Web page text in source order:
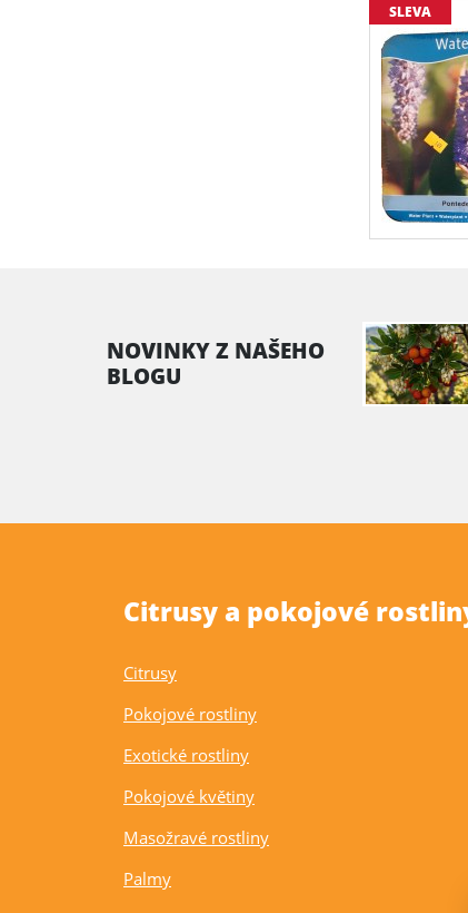
SLEVA
NOVINKY Z NAŠEHO
BLOGU
Citrusy a pokojové
Citrusy
Pokojové rostliny
Exotické rostliny
Pokojové květiny
Masožravé rostliny
Palmy